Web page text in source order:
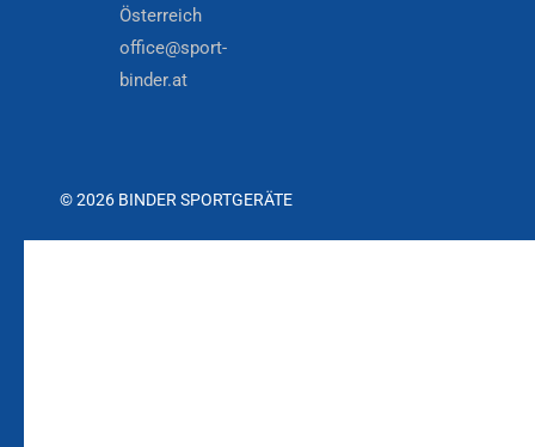
Österreich
office@sport-
binder.at
© 2026 BINDER SPORTGERÄTE